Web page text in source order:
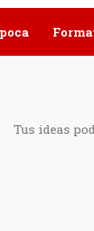
Tus ideas